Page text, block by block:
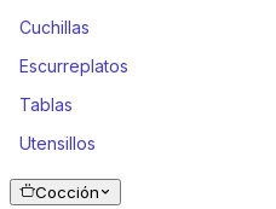
Cuchillas
Escurreplatos
Tablas
Utensillos
Cocción